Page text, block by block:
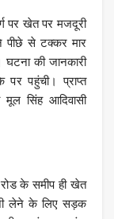
पर खेत पर मजदूरी
से टक्कर मार
की जानकारी
पहुंची। प्राप्त
मूल सिंह आदिवासी
के समीप ही खेत
लेने के लिए सड़क